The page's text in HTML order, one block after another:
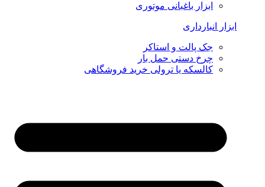
ابزار باغبانی موتوری
ابزار انبارداری
جک پالت و استاکر
چرخ دستی حمل بار
کالسکه یا ترولی خرید فروشگاهی